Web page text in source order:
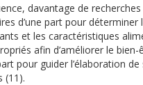
davantage de
d’une part pour déterminer
et les caractéristiques
afin d’améliorer le
pour guider l’élaboration
(11).